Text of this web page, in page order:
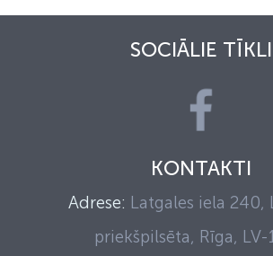
SOCIĀLIE TĪKLI
KONTAKTI
Adrese: Latgales iela 240,
priekšpilsēta, Rīga,